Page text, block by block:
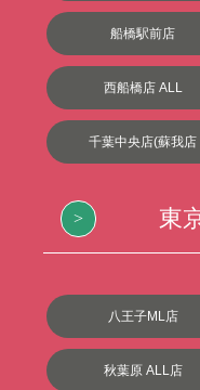
船橋駅前店
西船橋店 ALL
千葉中央店(蘇我店
東
八王子ML店
秋葉原 ALL店